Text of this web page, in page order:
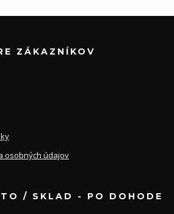
ZÁKAZNÍKOV
osobných údajov
/ SKLAD - PO DOHODE